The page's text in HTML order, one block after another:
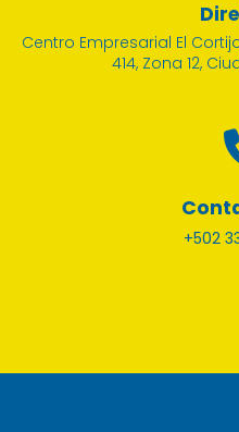
Centro Empresarial El
414, Zona 12,
+502